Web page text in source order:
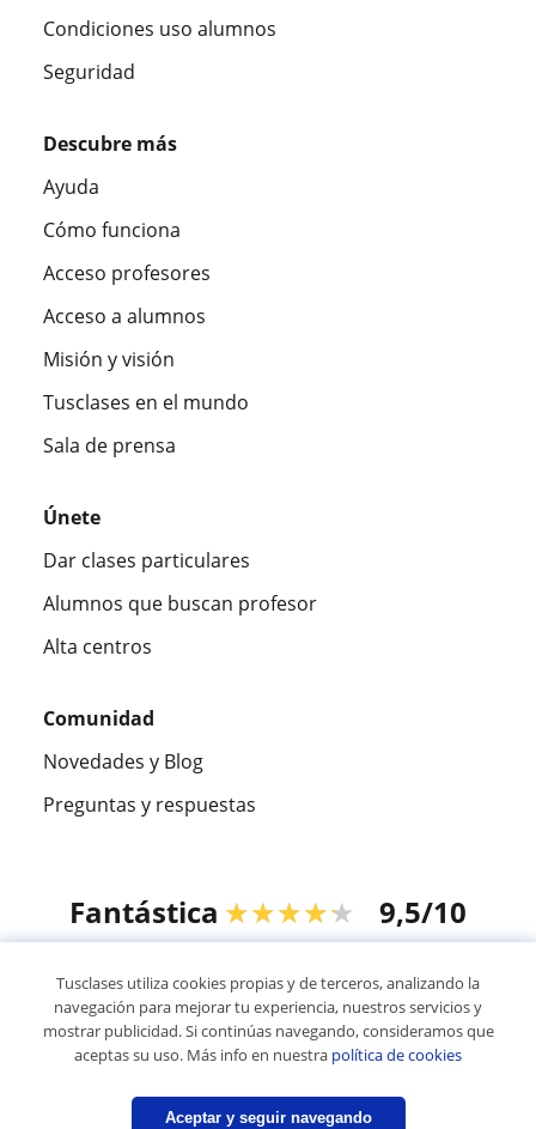
Condiciones uso alumnos
Seguridad
Descubre más
Ayuda
Cómo funciona
Acceso profesores
Acceso a alumnos
Misión y visión
Tusclases en el mundo
Sala de prensa
Únete
Dar clases particulares
Alumnos que buscan profesor
Alta centros
Comunidad
Novedades y Blog
Preguntas y respuestas
Fantástica ★★★★★ 9,5/10
© 2007 - 2026 Tusclases.co
Mapa web:Profesores particulares
Tusclases utiliza cookies propias y de terceros, analizando la
navegación para mejorar tu experiencia, nuestros servicios y
mostrar publicidad. Si continúas navegando, consideramos que
aceptas su uso. Más info en nuestra política de cookies
Aceptar y seguir navegando